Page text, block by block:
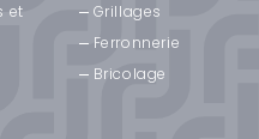
et
Grillages
Ferronnerie
Bricolage